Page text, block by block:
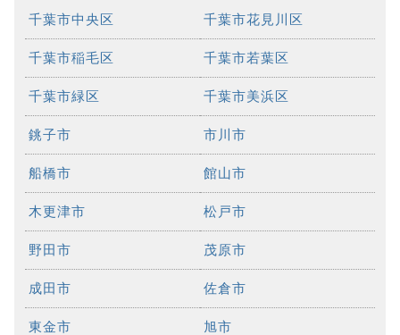
千葉市中央区 千葉市花見川区
千葉市稲毛区 千葉市若葉区
千葉市緑区 千葉市美浜区
銚子市 市川市
船橋市 館山市
木更津市 松戸市
野田市 茂原市
成田市 佐倉市
東金市 旭市